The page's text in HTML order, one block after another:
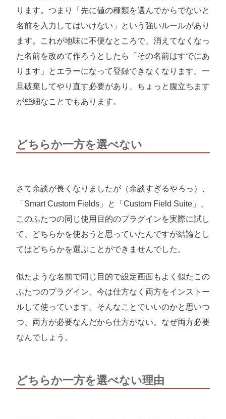
ります。つまり「先に値の種類を選んでからでないと
名前を入力してはいけない」という強いルールがあり
ます。これが地味に不便なところで、消えてなくなっ
た名前を改めて作ろうとしたら「その名前はすでにあ
ります」とエラーになって登録できなくなります。一
旦破棄してやり直す必要があり、ちょっと腹立ちます
が些細なことでもあります。
どちらか一方を選べない
さて余談が長くなりましたが（余談すぎるやろっ）、
「Smart Custom Fields」と「Custom Field Suite」、
このふたつの同じ使用目的のプラグインを実際に試し
て、どちらかを使おうと思っていたんですが結論とし
てはどちらかを選ぶことができませんでした。
似たような名前で同じ目的で設定画面もよく似たこの
ふたつのプラグイン、今は仕方なく両方をインストー
ルして使っています。そんなことでいいのかと思いつ
つ、両方が必要なんだから仕方がない。なぜ両方必要
なんでしょう。
どちらか一方を選べない理由